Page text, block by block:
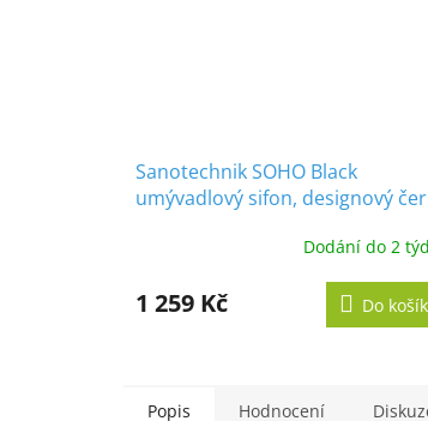
Sanotechnik SOHO Black
umývadlový sifon, designový
Dodání do 2
1 259 Kč Do
Popis Hodnocení